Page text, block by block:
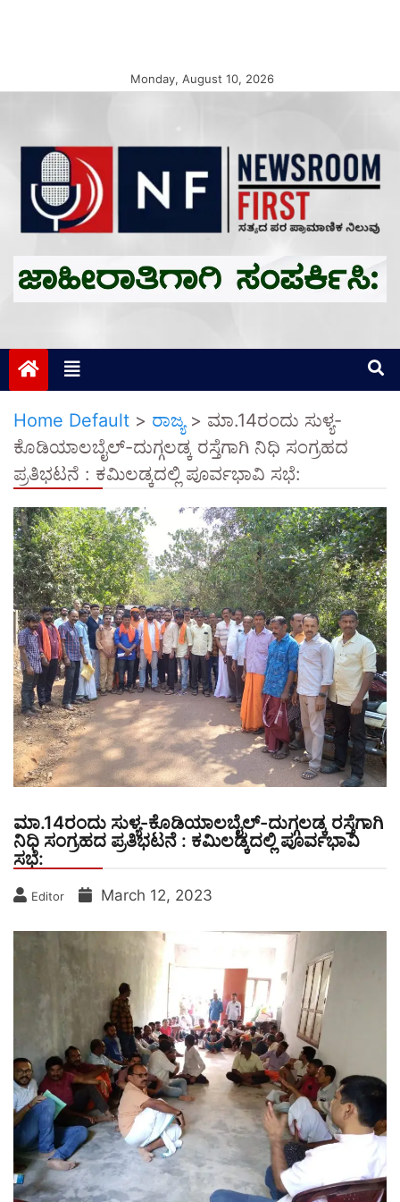
Monday, August 10, 2026
Newsroom First
Home Default > ರಾಜ್ಯ> ಮಾ.14ರಂದು ಸುಳ್ಯ-
ಕೊಡಿಯಾಲಬೈಲ್-ದುಗ್ಗಲಡ್ಕ ರಸ್ತೆಗಾಗಿ ನಿಧಿ ಸಂಗ್ರಹದ
ಪ್ರತಿಭಟನೆ : ಕಮಿಲಡ್ಕದಲ್ಲಿ ಪೂರ್ವಭಾವಿ ಸಭೆ:
ಮಾ.14ರಂದು ಸುಳ್ಯ-ಕೊಡಿಯಾಲಬೈಲ್-ದುಗ್ಗಲಡ್ಕ ರಸ್ತೆಗಾಗಿ
ನಿಧಿ ಸಂಗ್ರಹದ ಪ್ರತಿಭಟನೆ : ಕಮಿಲಡ್ಕದಲ್ಲಿ ಪೂರ್ವಭಾವಿ
ಸಭೆ:
Editor March 12, 2023